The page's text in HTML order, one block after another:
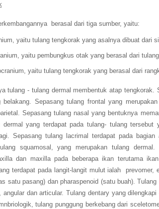
berasal dari tiga sumber, yaitu:
yaitu tulang tengkorak yang asalnya dibuat dari
yaitu pembungkus otak yang berasal dari
yaitu tulang tengkorak yang berasal dari
tulang - tulang dermal membentuk atap tengkorak.
belakang. Sepasang tulang frontal yang
Sepasang tulang nasal yang bentuknya
dermal yang terdapat pada tulang- tulang
Sepasang tulang lacrimal terdapat pada
squamosal, yang merupakan tulang
dan maxilla pada beberapa ikan terutama
terdapat pada langit-langit mulut ialah
prevomer,
satu pasang) dan pharaspenoid (satu buah).
angular dan articular. Tulang dentary yang
tulang punggung berkebang dari